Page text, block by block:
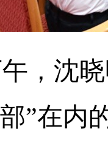
午，沈
”在内